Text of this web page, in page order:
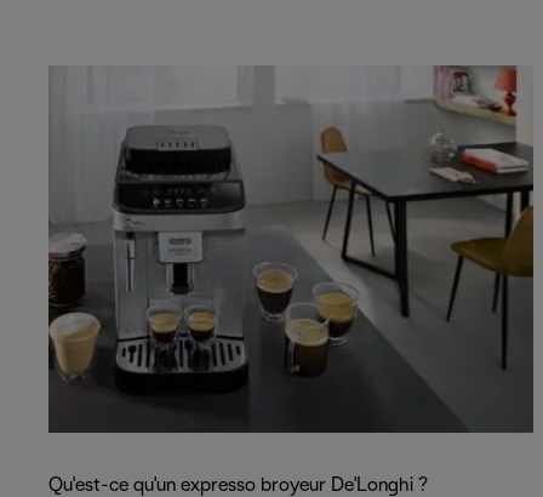
Qu'est-ce qu'un expresso broyeur De'Longhi ?